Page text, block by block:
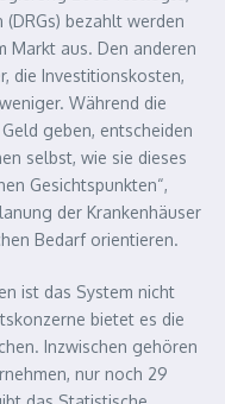
bezahlt werden
Markt aus. Den anderen
die Investitionskosten,
Während die
geben, entscheiden
selbst, wie sie dieses
Gesichtspunkten“,
der Krankenhäuser
Bedarf orientieren.
ist das System nicht
bietet es die
Inzwischen gehören
nur noch 29